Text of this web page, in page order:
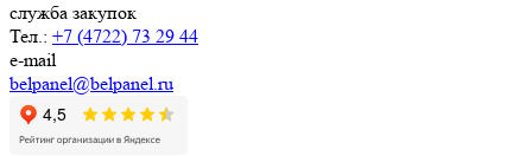
служба закупок
Тел.: +7 (4722) 73 29 44
e-mail
belpanel@belpanel.ru